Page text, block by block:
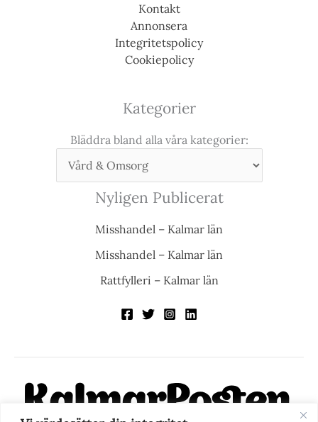
Kontakt
Annonsera
Integritetspolicy
Cookiepolicy
Kategorier
Bläddra bland alla våra kategorier:
Nyligen Publicerat
Misshandel – Kalmar län
Misshandel – Kalmar län
Rattfylleri – Kalmar län